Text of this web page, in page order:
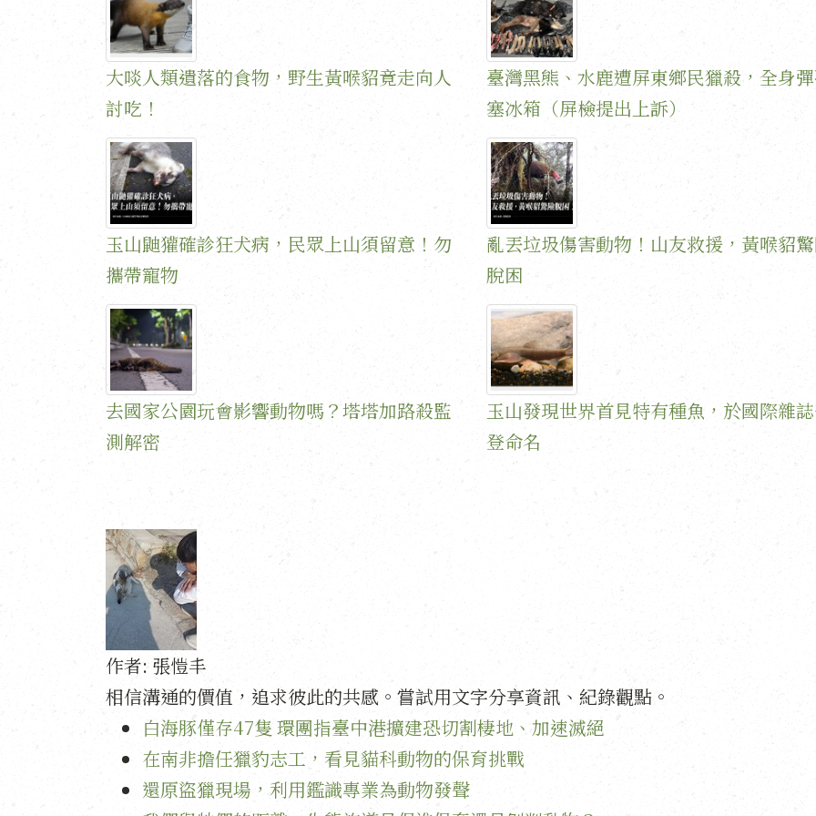
大啖人類遺落的食物，野生黃喉貂竟走向人
討吃！
臺灣黑熊、水鹿遭屏東鄉民獵殺，全身
塞冰箱（屏檢提出上訴）
玉山鼬獾確診狂犬病，民眾上山須留意！勿
攜帶寵物
亂丟垃圾傷害動物！山友救援，黃喉貂
脫困
去國家公園玩會影響動物嗎？塔塔加路殺監
測解密
玉山發現世界首見特有種魚，於國際雜
登命名
作者: 張愷丰
相信溝通的價值，追求彼此的共感。嘗試用文字分享資訊、紀錄觀點。
白海豚僅存47隻 環團指臺中港擴建恐切割棲地、加速滅絕
在南非擔任獵豹志工，看見貓科動物的保育挑戰
還原盜獵現場，利用鑑識專業為動物發聲